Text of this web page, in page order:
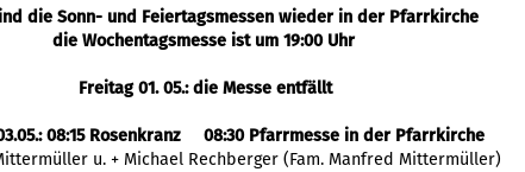
die Sonn- und Feiertagsmessen wieder in der Pfarrkirche
die Wochentagsmesse ist um 19:00 Uhr
Freitag 01. 05.: die Messe entfällt
08:15 Rosenkranz 08:30 Pfarrmesse in der Pfarrkirche
u. + Michael Rechberger (Fam. Manfred Mittermüller)